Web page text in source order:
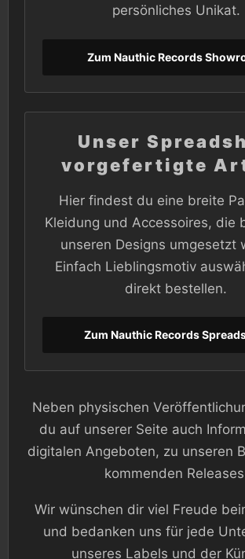
persönliches Unikat.
Zum Nauthic Records
Unser
vorgefertigte
Hier findest du eine breite
Kleidung und Accessoires, die
unseren Designs umgesetzt
Einfach Lieblingsmotiv
direkt bestellen.
Zum Nauthic Records
Neben physischen
du auf unserer Seite auch
digitalen Angeboten, zu unseren
kommenden
Wir wünschen dir viel Freude
und bedanken uns für jede
unseres Labels und der